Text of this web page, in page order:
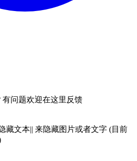
问题欢迎在这里反馈
藏文本|| 来隐藏图片或者文字 (目前